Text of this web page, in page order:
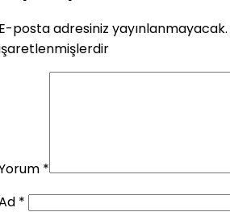
posta adresiniz yayınlanmayacak.
*
*